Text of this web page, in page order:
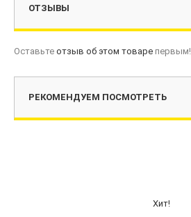
ОТЗЫВЫ
Оставьте отзыв об этом товаре первым!
РЕКОМЕНДУЕМ ПОСМОТРЕТЬ
Хит!